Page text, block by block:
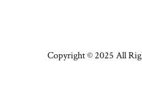
Copyright © 2025 All